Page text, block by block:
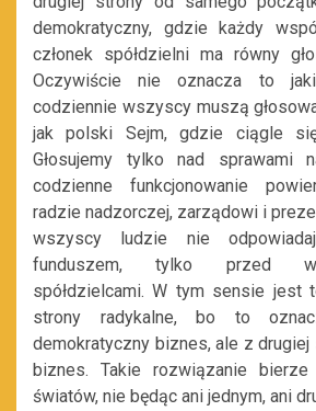
demokratyczny, gdzie każdy
członek spółdzielni ma równy
Oczywiście nie oznacza to
codziennie wszyscy muszą
jak polski Sejm, gdzie ciągle
Głosujemy tylko nad sprawami
codzienne funkcjonowanie
radzie nadzorczej, zarządowi i
wszyscy ludzie nie
funduszem, tylko przed
spółdzielcami. W tym sensie jest
strony radykalne, bo to
demokratyczny biznes, ale z
biznes. Takie rozwiązanie
światów, nie będąc ani jednym, ani